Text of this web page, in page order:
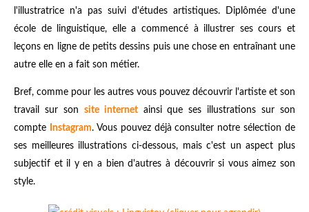
l'illustratrice n'a pas suivi d'études artistiques. Diplômée d'une
école de linguistique, elle a commencé à illustrer ses cours et
leçons en ligne de petits dessins puis une chose en entraînant une
autre elle en a fait son métier.
Bref, comme pour les autres vous pouvez découvrir l'artiste et son
travail sur son site internetainsi que ses illustrations sur son
compte
Instagram. Vous pouvez déjà consulter notre sélection de
ses meilleures illustrations ci-dessous, mais c'est un aspect plus
subjectif et il y en a bien d'autres à découvrir si vous aimez son
style.